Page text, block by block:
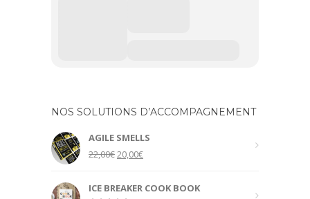
NOS SOLUTIONS D’ACCOMPAGNEMENT
AGILE SMELLS
22,00€ Original
was:
20,00€Current
is:
ICE BREAKER COOK BOOK